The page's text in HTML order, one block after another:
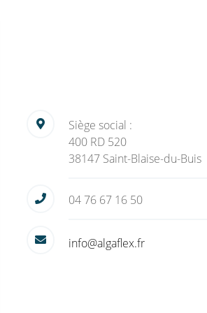
Siège social :
400 RD 520
38147 Saint-Blaise-du-Buis
04 76 67 16 50
info@algaflex.fr